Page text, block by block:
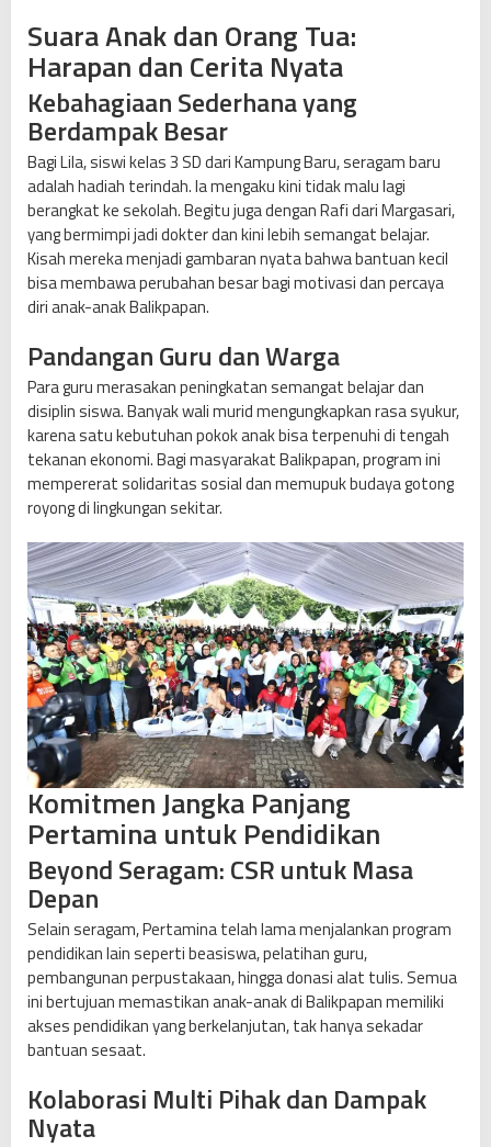
Suara Anak dan Orang Tua:
Harapan dan Cerita Nyata
Kebahagiaan Sederhana yang
Berdampak Besar
Bagi Lila, siswi kelas 3 SD dari Kampung Baru, seragam baru
adalah hadiah terindah. Ia mengaku kini tidak malu lagi
berangkat ke sekolah. Begitu juga dengan Rafi dari Margasari,
yang bermimpi jadi dokter dan kini lebih semangat belajar.
Kisah mereka menjadi gambaran nyata bahwa bantuan kecil
bisa membawa perubahan besar bagi motivasi dan percaya
diri anak-anak Balikpapan.
Pandangan Guru dan Warga
Para guru merasakan peningkatan semangat belajar dan
disiplin siswa. Banyak wali murid mengungkapkan rasa syukur,
karena satu kebutuhan pokok anak bisa terpenuhi di tengah
tekanan ekonomi. Bagi masyarakat Balikpapan, program ini
mempererat solidaritas sosial dan memupuk budaya gotong
royong di lingkungan sekitar.
Komitmen Jangka Panjang
Pertamina untuk Pendidikan
Beyond Seragam: CSR untuk Masa
Depan
Selain seragam, Pertamina telah lama menjalankan program
pendidikan lain seperti beasiswa, pelatihan guru,
pembangunan perpustakaan, hingga donasi alat tulis. Semua
ini bertujuan memastikan anak-anak di Balikpapan memiliki
akses pendidikan yang berkelanjutan, tak hanya sekadar
bantuan sesaat.
Kolaborasi Multi Pihak dan Dampak
Nyata